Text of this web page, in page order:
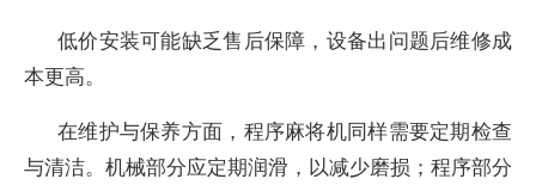
低价安装可能缺乏售后保障，设备出问题后维修成
本更高。
在维护与保养方面，程序麻将机同样需要定期检查
与清洁。机械部分应定期润滑，以减少磨损；程序部分